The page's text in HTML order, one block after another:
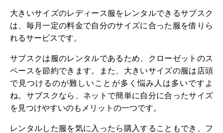
大きいサイズのレディース服をレンタルできるサブスク
は、毎月一定の料金で自分のサイズに合った服を借りら
れるサービスです。
サブスクは服のレンタルであるため、クローゼットのス
ペースを節約できます。また、大きいサイズの服は店頭
で見つけるのが難しいことが多く悩み人は多いですよ
ね。サブスクなら、ネットで簡単に自分に合ったサイズ
を見つけやすいのもメリットの一つです。
レンタルした服を気に入ったら購入することもでき、フ